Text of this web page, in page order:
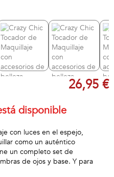
26,95 €
disponible
con luces en el espejo,
como un auténtico
un completo set de
de ojos y base. Y para